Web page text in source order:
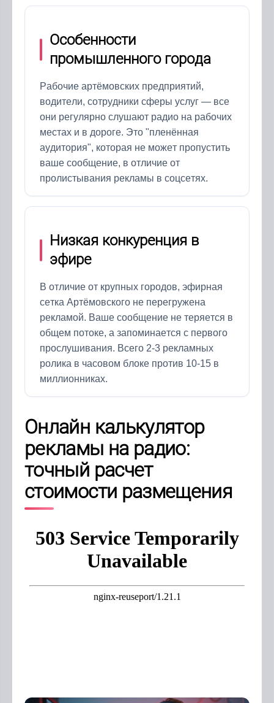
Особенности
промышленного города
Рабочие артёмовских предприятий,
водители, сотрудники сферы услуг — все
они регулярно слушают радио на рабочих
местах и в дороге. Это "пленённая
аудитория", которая не может пропустить
ваше сообщение, в отличие от
пролистывания рекламы в соцсетях.
Низкая конкуренция в
эфире
В отличие от крупных городов, эфирная
сетка Артёмовского не перегружена
рекламой. Ваше сообщение не теряется в
общем потоке, а запоминается с первого
прослушивания. Всего 2-3 рекламных
ролика в часовом блоке против 10-15 в
миллионниках.
Онлайн калькулятор
рекламы на радио:
точный расчет
стоимости размещения